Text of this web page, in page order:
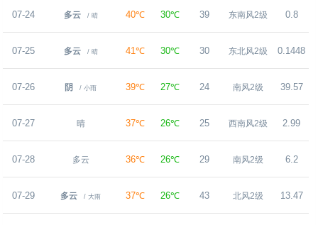
07-24 多云 / 晴 40℃ 30℃ 39 东南风2级 0.8
07-25 多云 / 晴 41℃ 30℃ 30 东北风2级 0.1448
07-26 阴 / 小雨 39℃ 27℃ 24 南风2级 39.57
07-27 晴 37℃ 26℃ 25 西南风2级 2.99
07-28 多云 36℃ 26℃ 29 南风2级 6.2
07-29 多云 / 大雨 37℃ 26℃ 43 北风2级 13.47